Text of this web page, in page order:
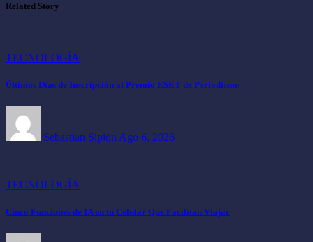
Related Story
TECNOLOGÍA
Últimos Días de Inscripción al Premio ESET de Periodismo
Sebastian Sipión Ago 6, 2026
TECNOLOGÍA
Cinco Funciones de IA en tu Celular Que Facilitan Viajar